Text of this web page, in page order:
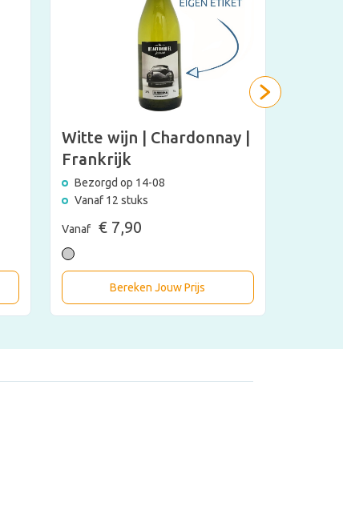
Witte wijn | Chardonnay |
Frankrijk
Bezorgd op 14-08
Vanaf 12 stuks
Vanaf € 7,90
Bereken Jouw Prijs